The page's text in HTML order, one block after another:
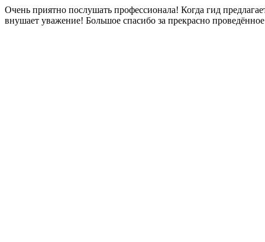
Очень приятно послушать профессионала! Когда гид
внушает уважение! Большое спасибо за прекрасно